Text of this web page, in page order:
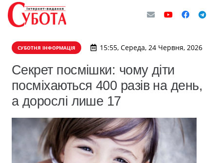
СУБОТНЯ ІНФОРМАЦІЯ 15:55, Середа, 24 Червня, 2026
Секрет посмішки: чому діти
посміхаються 400 разів на день,
а дорослі лише 17